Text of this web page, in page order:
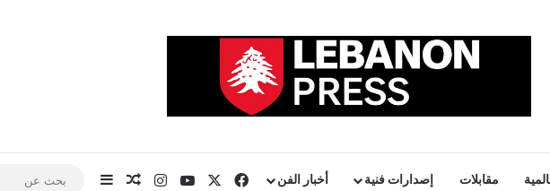
مقابلات إصدارات فنية أخبار الفن فيسبوك ‫YouTube
انستقراممقال عشوائي
إضافة عمود جانبي